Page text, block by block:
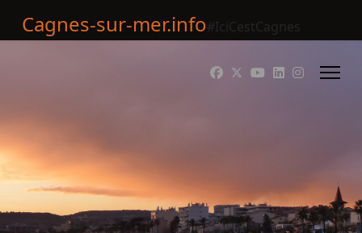
Cagnes-sur-mer.info#IciCestCagnes